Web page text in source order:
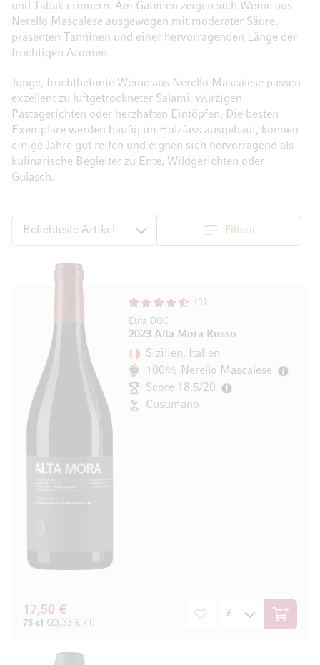
und Tabak erinnern. Am Gaumen zeigen sich Weine aus
Nerello Mascalese ausgewogen mit moderater Säure,
präsenten Tanninen und einer hervorragenden Länge der
fruchtigen Aromen.
Junge, fruchtbetonte Weine aus Nerello Mascalese passen
exzellent zu luftgetrockneter Salami, würzigen
Pastagerichten oder herzhaften Eintöpfen. Die besten
Exemplare werden häufig im Holzfass ausgebaut, können
einige Jahre gut reifen und eignen sich hervorragend als
kulinarische Begleiter zu Ente, Wildgerichten oder
Gulasch.
Filtern
Sortieren Top
1
Etna DOC
2023 Alta Mora Rosso
Sizilien, Italien
100% Nerello Mascalese
Score 18.5/20
Cusumano
17,50 €
75 cl (23,33 € / l) In den